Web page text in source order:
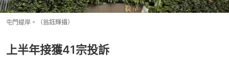
屯門緹岸。（翁鈺輝攝）
上半年接獲41宗投訴